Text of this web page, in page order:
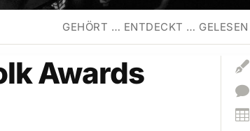
GEHÖRT … ENTDECKT … GELESEN
Awards


